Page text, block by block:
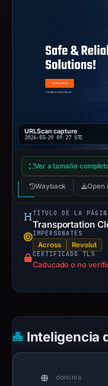
URLScan capture
2026-03-29 09:27 UTC
Ver a tamaño
Wayback Open
TÍTULO DE LA
Transportation
IMPERSONATES
Across Revolut
CERTIFICADO TLS
Caducado o no
Inteligencia
dominio